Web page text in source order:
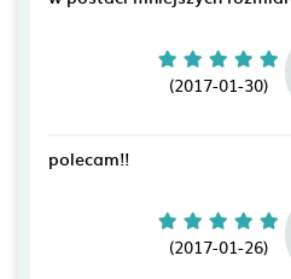
(2017-01-30)
polecam!!
(2017-01-26)